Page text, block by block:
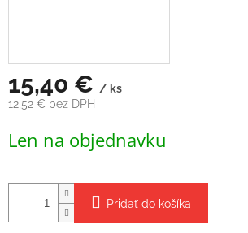
15,40 € / ks
12,52 € bez DPH
cena:
Len na objednavku
Pridať do košíka